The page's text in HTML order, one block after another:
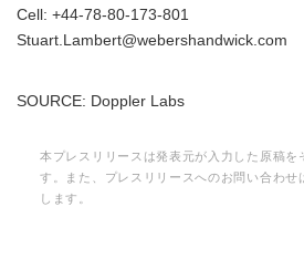
Cell: +44-78-80-173-801
Stuart.Lambert@webershandwick.com
SOURCE: Doppler Labs
本プレスリリースは発表元が入力した原稿を
す。また、プレスリリースへのお問い合わせ
します。